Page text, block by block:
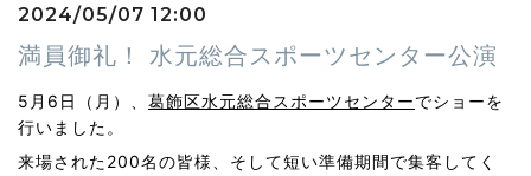
2024/05/07 12:00
満員御礼！ 水元総合スポーツセンター公演
5月6日（月）、 葛飾区水元総合スポーツセンターでショーを
行いました。
来場された200名の皆様、そして短い準備期間で集客してく